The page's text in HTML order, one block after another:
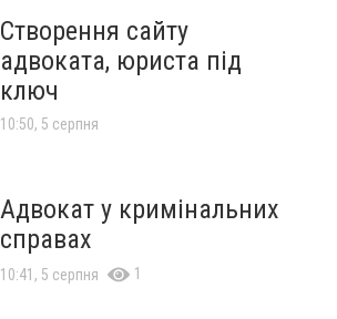
Створення сайту
адвоката, юриста під
ключ
10:50, 5 серпня
Адвокат у кримінальних
справах
10:41, 5 серпня 1